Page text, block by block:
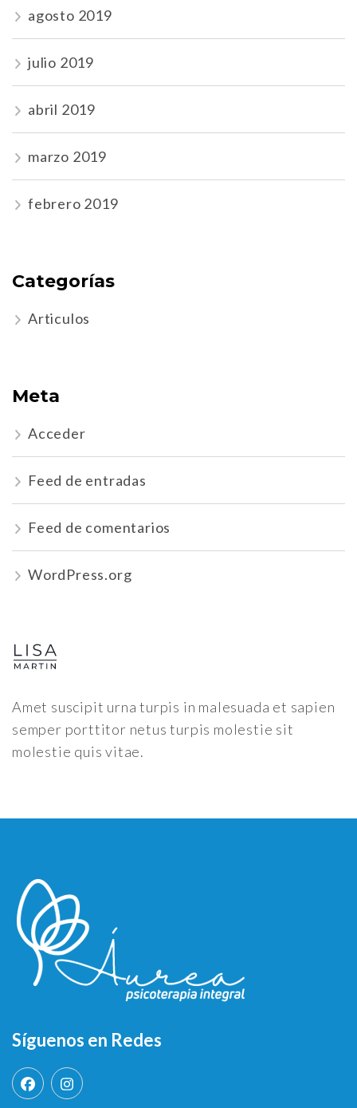
agosto 2019
julio 2019
abril 2019
marzo 2019
febrero 2019
Categorías
Articulos
Meta
Acceder
Feed de entradas
Feed de comentarios
WordPress.org
Amet suscipit urna turpis in malesuada et sapien
semper porttitor netus turpis molestie sit
molestie quis vitae.
Síguenos en Redes